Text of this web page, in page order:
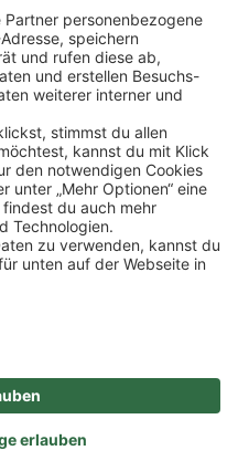
zzgl. Versandkosten und ggf.
angegeben.